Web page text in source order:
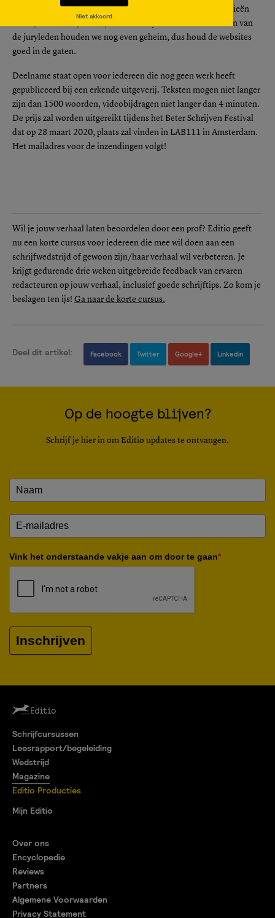
Niet akkoord
professionele schrijvers, die zich zal buigen over de categorieën
Fictie, Non-fictie, Poëzie/ Slam Poetry en Toneel. De namen van
de juryleden houden we nog even geheim, dus houd de websites
goed in de gaten.
Deelname staat open voor iedereen die nog geen werk heeft
gepubliceerd bij een erkende uitgeverij. Teksten mogen niet langer
zijn dan 1500 woorden, videobijdragen niet langer dan 4 minuten.
De prijs zal worden uitgereikt tijdens het Beter Schrijven Festival
dat op 28 maart 2020, plaats zal vinden in LAB111 in Amsterdam.
Het mailadres voor de inzendingen volgt!
Wil je jouw verhaal laten beoordelen door een prof? Editio geeft
nu een korte cursus voor iedereen die mee wil doen aan een
schrijfwedstrijd of gewoon zijn/haar verhaal wil verbeteren. Je
krijgt gedurende drie weken uitgebreide feedback van ervaren
redacteuren op jouw verhaal, inclusief goede schrijftips. Zo kom je
beslagen ten ijs! Ga naar de korte cursus.
Deel dit artikel: Facebook Twitter Google+ Linkedin
Op de hoogte blijven?
Schrijf je hier in om Editio updates te ontvangen.
Vink het onderstaande vakje aan om door te gaan*
Inschrijven
Schrijfcursussen
Leesrapport/begeleiding
Wedstrijd
Magazine
Editio Producties
Mijn Editio
Over ons
Encyclopedie
Reviews
Partners
Algemene Voorwaarden
Privacy Statement